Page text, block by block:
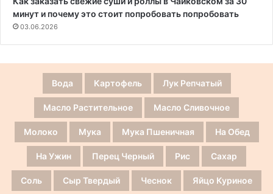
минут и почему это стоит попробовать попробовать
03.06.2026
Вода Картофель Лук Репчатый
Масло Растительное Масло Сливочное
Молоко Мука Мука Пшеничная На Обед
На Ужин Перец Черный Рис Сахар
Соль Сыр Твердый Чеснок Яйцо Куриное